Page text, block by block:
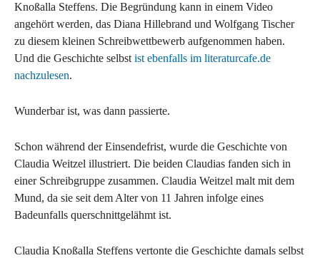
Knoßalla Steffens. Die Begründung kann in einem Video
angehört werden, das Diana Hillebrand und Wolfgang Tischer
zu diesem kleinen Schreibwettbewerb aufgenommen haben.
Und die Geschichte selbst ist ebenfalls im literaturcafe.de
nachzulesen.
Wunderbar ist, was dann passierte.
Schon während der Einsendefrist, wurde die Geschichte von
Claudia Weitzel illustriert. Die beiden Claudias fanden sich in
einer Schreibgruppe zusammen. Claudia Weitzel malt mit dem
Mund, da sie seit dem Alter von 11 Jahren infolge eines
Badeunfalls querschnittgelähmt ist.
Claudia Knoßalla Steffens vertonte die Geschichte damals selbst